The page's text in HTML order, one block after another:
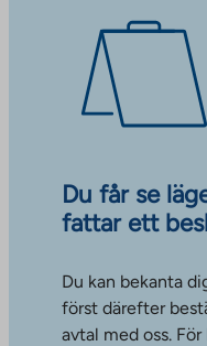
Du får se
fattar ett
Du kan bekanta
först därefter
avtal med oss.